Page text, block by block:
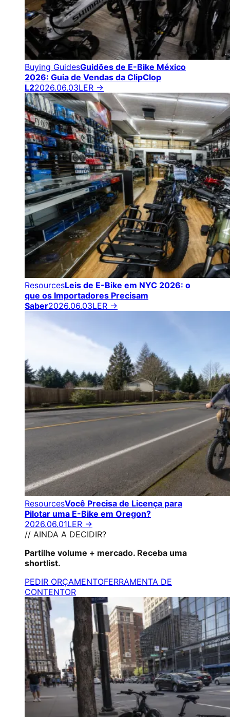
Buying GuidesGuidões de E-Bike México
2026: Guia de Vendas da ClipClop
L22026.06.03LER →
ResourcesLeis de E-Bike em NYC 2026: o
que os Importadores Precisam
Saber2026.06.03LER →
ResourcesVocê Precisa de Licença para
Pilotar uma E-Bike em Oregon?
2026.06.01LER →
// AINDA A DECIDIR?
Partilhe volume + mercado. Receba uma
shortlist.
PEDIR ORÇAMENTOFERRAMENTA DE
CONTENTOR